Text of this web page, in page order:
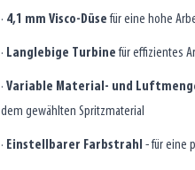
· 4,1 mm Visco-Düsefür eine hohe
· Langlebige Turbinefür effizientes
· Variable Material- und
dem gewählten Spritzmaterial
· Einstellbarer Farbstrahl - für eine